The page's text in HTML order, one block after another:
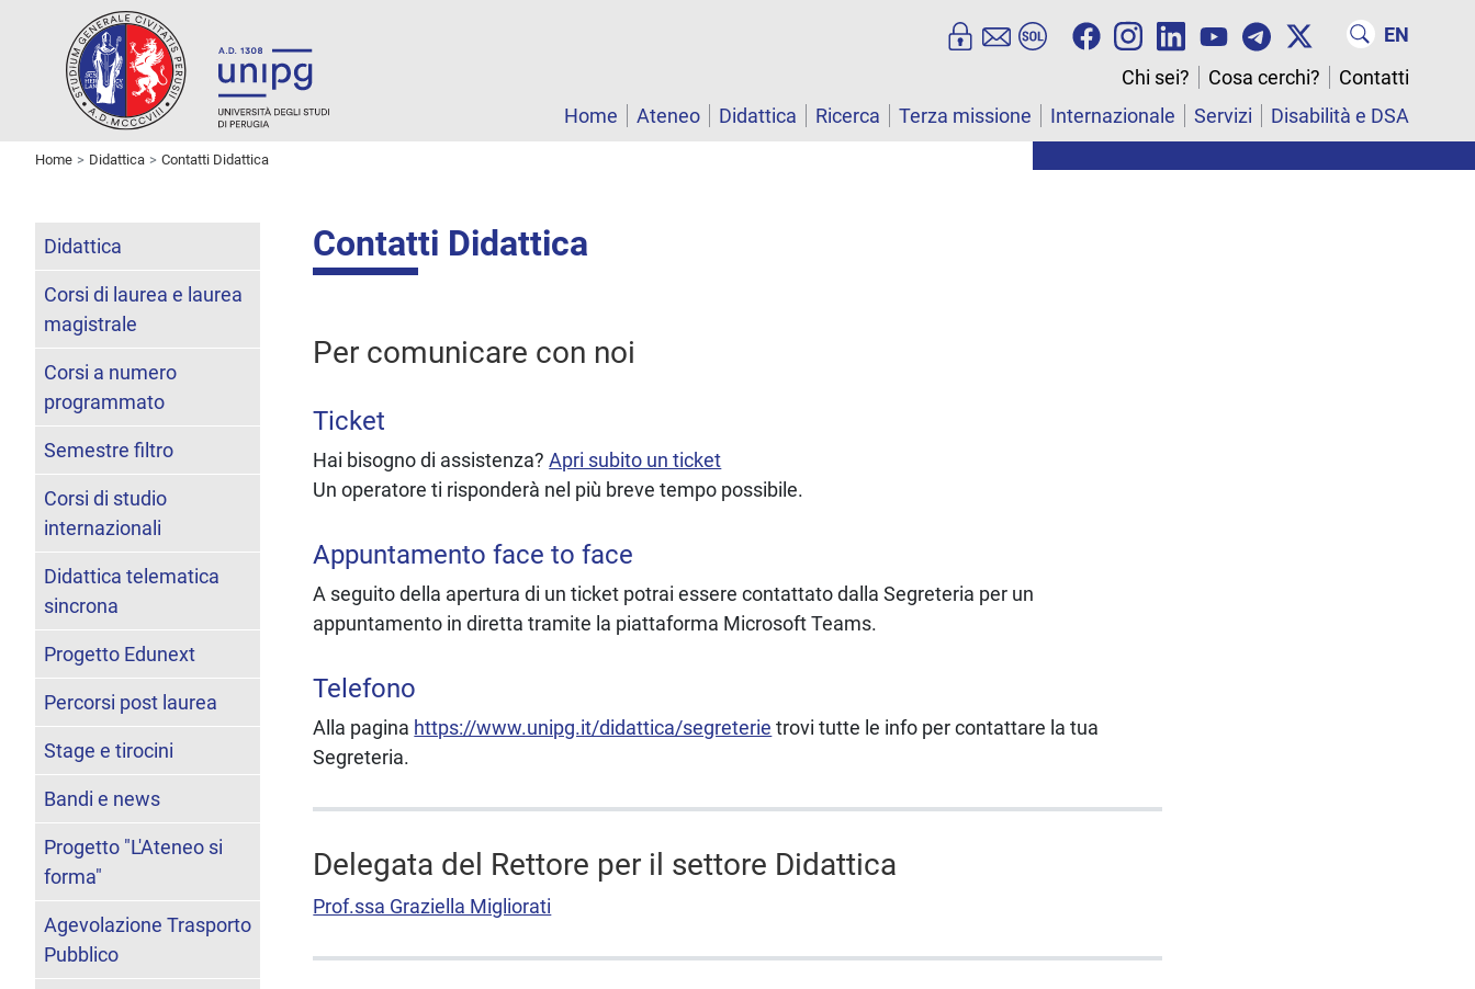
EN
Chi sei?
Cosa cerchi?
Contatti
Home
Ateneo Didattica Ricerca Terza missione Internazionale Servizi Disabilità e DSA
Home Didattica Contatti Didattica
Contatti Didattica
Per comunicare con noi
Ticket
Hai bisogno di assistenza?Apri subito un ticket
Un operatore ti risponderà nel più breve tempo possibile.
Appuntamento face to face
A seguito della apertura di un ticket potrai essere contattato dalla Segreteria per un
appuntamento in diretta tramite la piattaforma Microsoft Teams.
Telefono
Alla pagina https://www.unipg.it/didattica/segreterie trovi tutte le info per contattare la tua
Segreteria.
Delegata del Rettore per il settore Didattica
Prof.ssa Graziella Migliorati
Didattica
Corsi di laurea e laurea
magistrale
Corsi a numero
programmato
Semestre filtro
Corsi di studio
internazionali
Didattica telematica
sincrona
Progetto Edunext
Percorsi post laurea
Stage e tirocini
Bandi e news
Progetto "L'Ateneo si
forma"
Agevolazione Trasporto
Pubblico